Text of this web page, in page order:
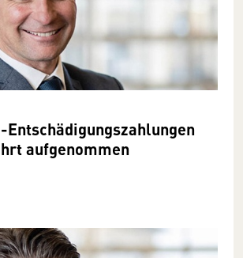
Entschädigungszahlungen
aufgenommen